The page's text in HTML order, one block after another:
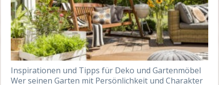
Inspirationen und Tipps für Deko und Gartenmöbel
Wer seinen Garten mit Persönlichkeit und Charakter